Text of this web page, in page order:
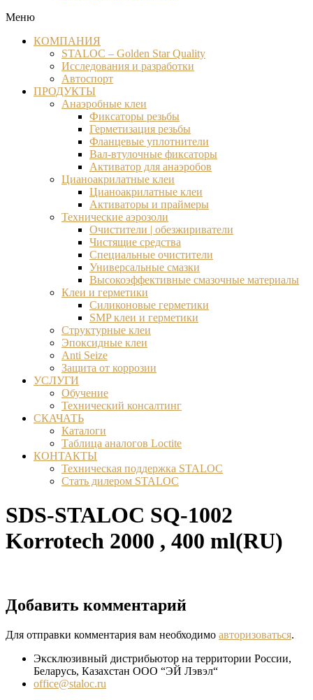
Меню
КОМПАНИЯ
STALOC – Golden Star Quality
Исследования и разработки
Автоспорт
ПРОДУКТЫ
Анаэробные клеи
Фиксаторы резьбы
Герметизация резьбы
Фланцевые уплотнители
Вал-втулочные фиксаторы
Активатор для анаэробов
Цианоакрилатные клеи
Цианоакрилатные клеи
Активаторы и праймеры
Технические аэрозоли
Очистители | обезжириватели
Чистящие средства​
Специальные очистители
Универсальные смазки
Высокоэффективные смазочные материалы
Клеи и герметики
Силиконовые герметики
SMP клеи и герметики
Структурные клеи
Эпоксидные клеи
Anti Seize
Защита от коррозии
УСЛУГИ
Обучение
Технический консалтинг
СКАЧАТЬ
Каталоги
Таблица аналогов Loctite
КОНТАКТЫ
Техническая поддержка STALOC
Стать дилером STALOC
SDS-STALOC SQ-1002
Korrotech 2000 , 400 ml(RU)
Добавить комментарий
Для отправки комментария вам необходимо авторизоваться.
Эксклюзивный дистрибьютор на территории России,
Беларусь, Казахстан ООО “ЭЙ Лэвэл“
office@staloc.ru